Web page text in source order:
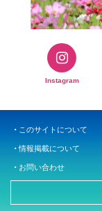
Instagram
このサイトについて
情報掲載について
お問い合わせ